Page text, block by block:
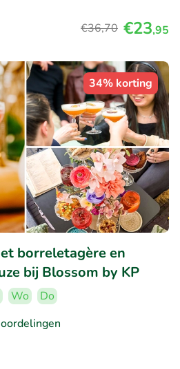
€36,70 €23,95
34% korting
borreletagère en
bij Blossom by KP
Wo
Do